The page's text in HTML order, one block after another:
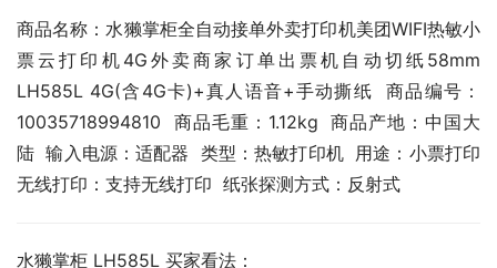
商品名称：水獭掌柜全自动接单外卖打印机美团WIFI热敏小
票云打印机4G外卖商家订单出票机自动切纸58mm
LH585L 4G(含4G卡)+真人语音+手动撕纸  商品编号：
10035718994810  商品毛重：1.12kg  商品产地：中国大
陆  输入电源：适配器  类型：热敏打印机  用途：小票打印
无线打印：支持无线打印  纸张探测方式：反射式
水獭掌柜 LH585L 买家看法：